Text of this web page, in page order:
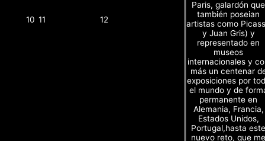
10 11 12
Paris, galardón que
también poseian
artistas como
y Juan Gris) y
representado en
museos
internacionales y
más un centenar
exposiciones por
el mundo y de
permanente en
Alemania, Francia,
Estados Unidos,
Portugal,hasta este
nuevo reto, que me